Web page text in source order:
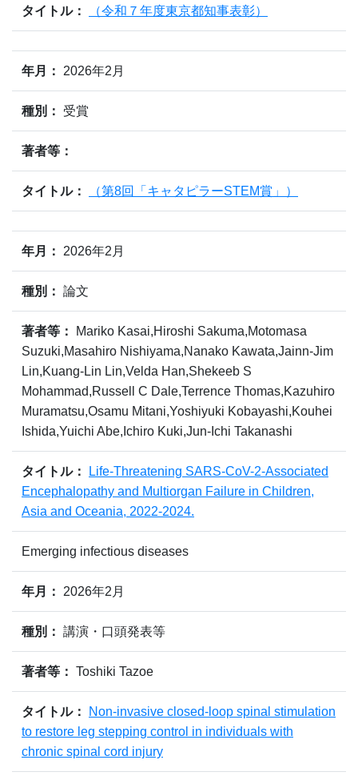
タイトル： （令和７年度東京都知事表彰）
年月： 2026年2月
種別： 受賞
著者等：
タイトル： （第8回「キャタピラーSTEM賞」）
年月： 2026年2月
種別： 論文
著者等：
Mariko Kasai,Hiroshi Sakuma,Motomasa
Suzuki,Masahiro Nishiyama,Nanako Kawata,Jainn-Jim
Lin,Kuang-Lin Lin,Velda Han,Shekeeb S
Mohammad,Russell C Dale,Terrence Thomas,Kazuhiro
Muramatsu,Osamu Mitani,Yoshiyuki Kobayashi,Kouhei
Ishida,Yuichi Abe,Ichiro Kuki,Jun-Ichi Takanashi
タイトル：
Life-Threatening SARS-CoV-2-Associated
Encephalopathy and Multiorgan Failure in Children,
Asia and Oceania, 2022-2024.
Emerging infectious diseases
年月： 2026年2月
種別： 講演・口頭発表等
著者等： Toshiki Tazoe
タイトル：
Non-invasive closed-loop spinal stimulation
to restore leg stepping control in individuals with
chronic spinal cord injury